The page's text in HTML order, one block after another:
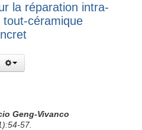
la réparation intra-
céramique
Geng-Vivanco
57.